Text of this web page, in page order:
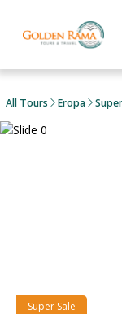
All Tours Eropa
Super Sale